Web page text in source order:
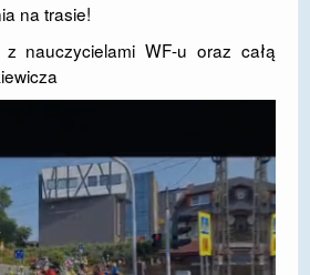
na trasie!
nauczycielami WF-u oraz całą